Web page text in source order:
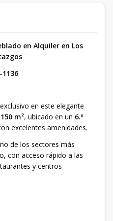
en Alquiler en Los
1136
en este elegante
150 m², ubicado en un 6.º
excelentes amenidades.
de los sectores más
con acceso rápido a las
y centros